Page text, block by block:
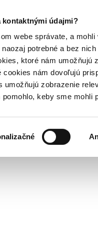
kontaktnými údajmi?
webe správate, a
potrebné a bez
ktoré nám umožňujú
nám dovoľujú
umožňujú zobrazenie
keby sme